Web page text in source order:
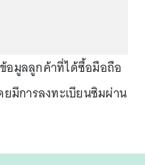
อมูลลูกค้าที่ได้ซื้อมือถือ
มีการลงทะเบียนซิมผ่าน